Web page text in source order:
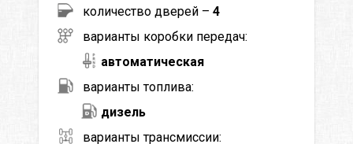
количество дверей – 4
варианты коробки передач:
автоматическая
варианты топлива:
дизель
варианты трансмиссии: